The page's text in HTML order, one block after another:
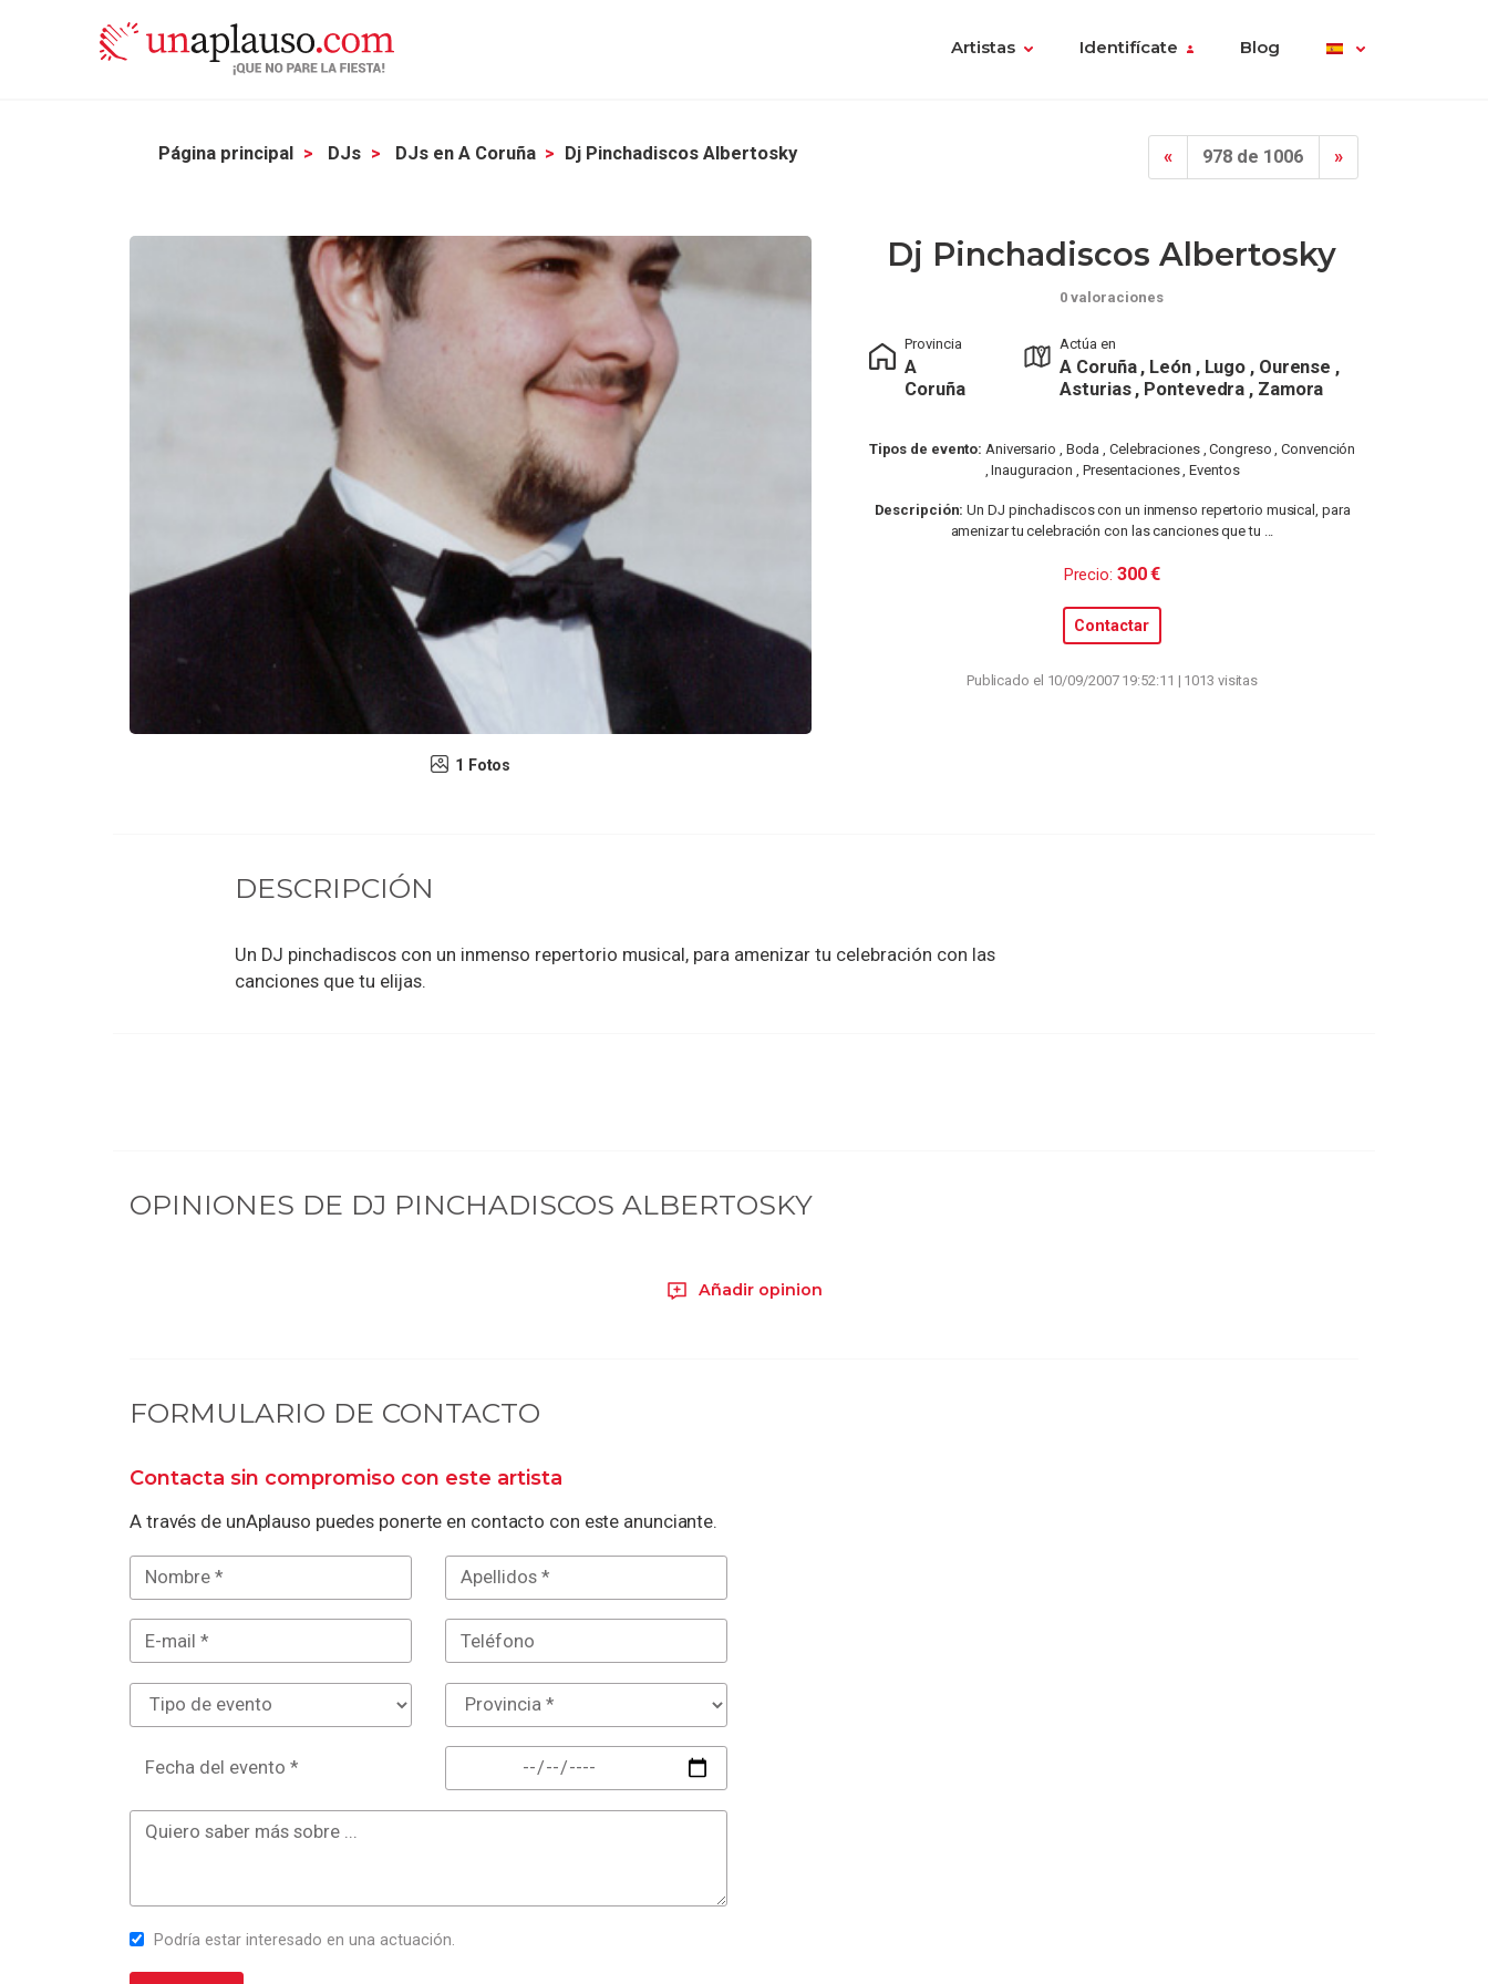
Artistas Identifícate Blog
Página principal DJs DJs en A Coruña Dj Pinchadiscos Albertosky « 978 de 1006 »
1 Fotos
Dj Pinchadiscos Albertosky
0 valoraciones
Provincia
A
Coruña
Actúa en
A Coruña , León , Lugo , Ourense ,
Asturias , Pontevedra , Zamora
Tipos de evento: Aniversario , Boda , Celebraciones , Congreso , Convención
, Inauguracion , Presentaciones , Eventos
Descripción: Un DJ pinchadiscos con un inmenso repertorio musical, para
amenizar tu celebración con las canciones que tu ...
Precio: 300 €
Contactar
Publicado el 10/09/2007 19:52:11 | 1013 visitas
DESCRIPCIÓN
Un DJ pinchadiscos con un inmenso repertorio musical, para amenizar tu celebración con las
canciones que tu elijas.
OPINIONES DE DJ PINCHADISCOS ALBERTOSKY
Añadir opinion
FORMULARIO DE CONTACTO
Contacta sin compromiso con este artista
A través de unAplauso puedes ponerte en contacto con este anunciante.
Fecha del evento *
Podría estar interesado en una actuación.